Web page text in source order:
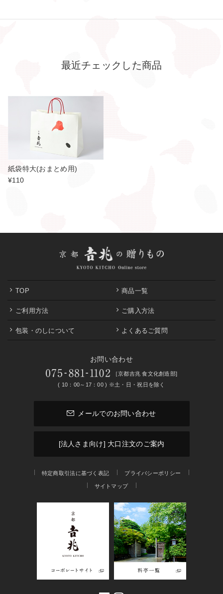
最近チェックした商品
紙袋特大(おまとめ用)
¥110
TOP 商品一覧
ご利用方法 ご購入方法
包装・のしについて よくあるご質問
お問い合わせ
［京都吉兆 食文化創造部]
( 10：00～17：00 ) ※土・日・祝日を除く
メールでのお問い合わせ
[法人さま向け] 大口注文のご案内
特定商取引法に基づく表記 プライバシーポリシー
サイトマップ